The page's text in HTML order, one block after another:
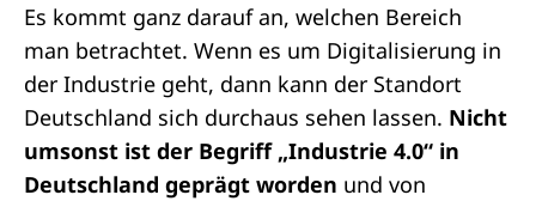
Es kommt ganz darauf an, welchen Bereich
man betrachtet. Wenn es um Digitalisierung in
der Industrie geht, dann kann der Standort
Deutschland sich durchaus sehen lassen. Nicht
umsonst ist der Begriff „Industrie 4.0“ in
Deutschland geprägt worden und von